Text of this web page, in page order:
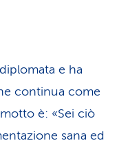
e ha
continua come
è: «Sei ciò
sana ed